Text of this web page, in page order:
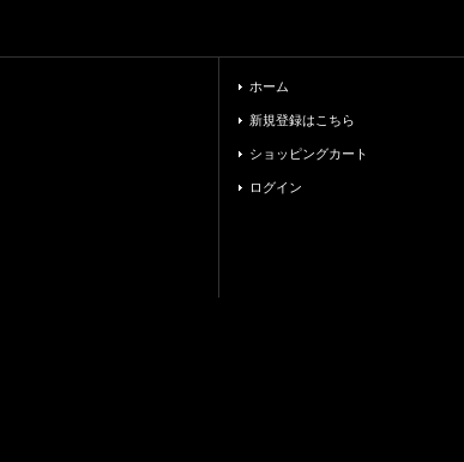
ホーム
新規登録はこちら
ショッピングカート
ログイン